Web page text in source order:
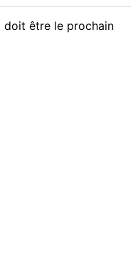
doit être le prochain